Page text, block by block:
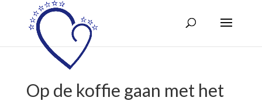
Op de koffie gaan met het